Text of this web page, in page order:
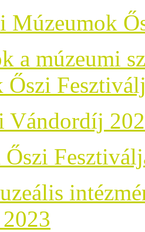
Múzeumok
a múzeumi
Vándordíj